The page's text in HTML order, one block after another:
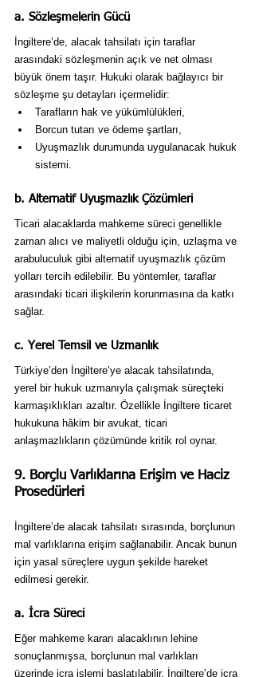
a. Sözleşmelerin Gücü
İngiltere’de, alacak tahsilatı için taraflar
arasındaki sözleşmenin açık ve net olması
büyük önem taşır. Hukuki olarak bağlayıcı bir
sözleşme şu detayları içermelidir:
Tarafların hak ve yükümlülükleri,
Borcun tutarı ve ödeme şartları,
Uyuşmazlık durumunda uygulanacak hukuk
sistemi.
b. Alternatif Uyuşmazlık Çözümleri
Ticari alacaklarda mahkeme süreci genellikle
zaman alıcı ve maliyetli olduğu için, uzlaşma ve
arabuluculuk gibi alternatif uyuşmazlık çözüm
yolları tercih edilebilir. Bu yöntemler, taraflar
arasındaki ticari ilişkilerin korunmasına da katkı
sağlar.
c. Yerel Temsil ve Uzmanlık
Türkiye’den İngiltere’ye alacak tahsilatında,
yerel bir hukuk uzmanıyla çalışmak süreçteki
karmaşıklıkları azaltır. Özellikle İngiltere ticaret
hukukuna hâkim bir avukat, ticari
anlaşmazlıkların çözümünde kritik rol oynar.
9. Borçlu Varlıklarına Erişim ve Haciz
Prosedürleri
İngiltere’de alacak tahsilatı sırasında, borçlunun
mal varlıklarına erişim sağlanabilir. Ancak bunun
için yasal süreçlere uygun şekilde hareket
edilmesi gerekir.
a. İcra Süreci
Eğer mahkeme kararı alacaklının lehine
sonuçlanmışsa, borçlunun mal varlıkları
üzerinde icra işlemi başlatılabilir. İngiltere’de icra